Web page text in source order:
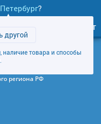
?
другой
наличие товара и способы
Личный кабинет
(Карта)
региона РФ